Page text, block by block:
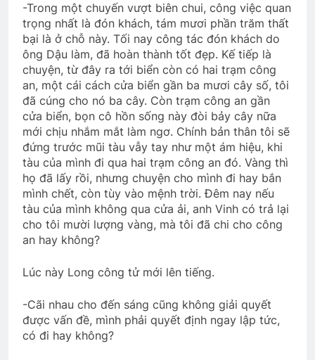
-Trong một chuyến vượt biên chui, công việc quan
trọng nhất là đón khách, tám mươi phần trăm thất
bại là ở chỗ này. Tối nay công tác đón khách do
ông Dậu làm, đã hoàn thành tốt đẹp. Kế tiếp là
chuyện, từ đây ra tới biển còn có hai trạm công
an, một cái cách cửa biển gần ba mươi cây số, tôi
đã cúng cho nó ba cây. Còn trạm công an gần
cửa biển, bọn cô hồn sống này đòi bảy cây nữa
mới chịu nhắm mắt làm ngơ. Chính bản thân tôi sẽ
đứng trước mũi tàu vẫy tay như một ám hiệu, khi
tàu của mình đi qua hai trạm công an đó. Vàng thì
họ đã lấy rồi, nhưng chuyện cho mình đi hay bắn
mình chết, còn tùy vào mệnh trời. Đêm nay nếu
tàu của mình không qua cửa ải, anh Vinh có trả lại
cho tôi mười lượng vàng, mà tôi đã chi cho công
an hay không?
Lúc này Long công tử mới lên tiếng.
-Cãi nhau cho đến sáng cũng không giải quyết
được vấn đề, mình phải quyết định ngay lập tức,
có đi hay không?